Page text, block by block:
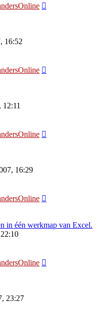
16:52
16:29
in één werkmap van Excel.
23:27